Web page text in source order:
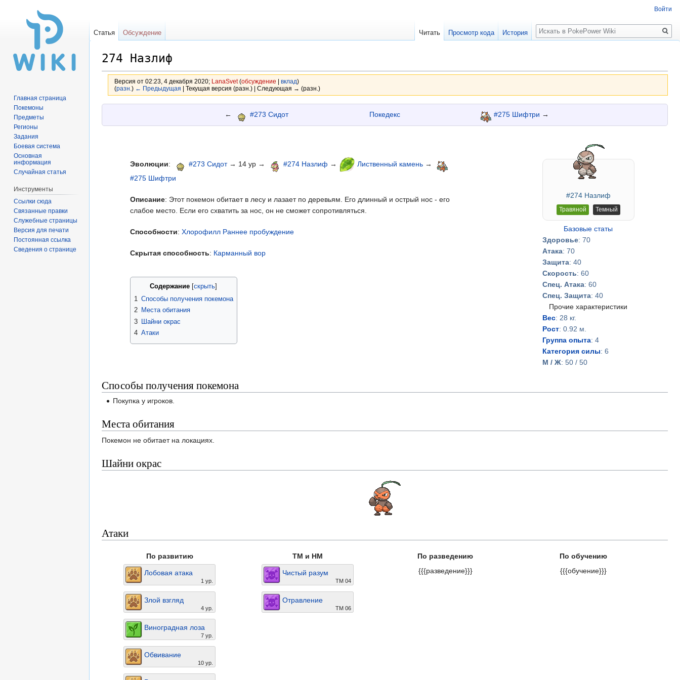
274 Назлиф
Версия от 02:23, 4 декабря 2020; LanaSvet (обсуждение | вклад)
(разн. ) ← Предыдущая | Текущая версия (разн.) | Следующая → (разн.)
← #273 Сидот Покедекс #275 Шифтри →
#274 Назлиф
Травяной Темный
Базовые статы
Здоровье: 70
Атака: 70
Защита: 40
Скорость: 60
Спец. Атака: 60
Спец. Защита: 40
Прочие характеристики
Вес: 28 кг.
Рост: 0.92 м.
Группа опыта: 4
Категория силы: 6
М / Ж: 50 / 50
Эволюции: #273 Сидот→ 14 ур → #274 Назлиф → Лиственный камень→
#275 Шифтри
Описание: Этот покемон обитает в лесу и лазает по деревьям. Его длинный и острый нос - его
слабое место. Если его схватить за нос, он не сможет сопротивляться.
Способности: Хлорофилл Раннее пробуждение
Скрытая способность: Карманный вор
Содержание
1 Способы получения покемона
2
Места обитания
3 Шайни окрас
4 Атаки
Способы получения покемона
Покупка у игроков.
Места обитания
Покемон не обитает на локациях.
Шайни окрас
Атаки
По развитию
Лобовая атака
1 ур.
Злой взгляд
4 ур.
Виноградная лоза
7 ур.
Обвивание
10 ур.
TM и HM
Чистый разум
TM 04
Отравление
TM 06
По разведению
{{{разведение}}}
По обучению
{{{обучение}}}
Войти
Статья Обсуждение Читать Просмотр кода История
Поиск
Главная страница
Покемоны
Предметы
Регионы
Задания
Боевая система
Основная
информация
Случайная статья
Инструменты
Ссылки сюда
Связанные правки
Служебные страницы
Версия для печати
Постоянная ссылка
Сведения о странице